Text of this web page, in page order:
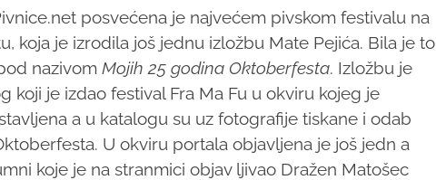
posvećena je najvećem pivskom festivalu na
koja je izrodila još jednu izložbu Mate Pejića. Bila je to
nazivom Mojih 25 godina Oktoberfesta. Izložbu je
koji je izdao festival Fra Ma Fu u okviru kojeg je
a u katalogu su uz fotografije tiskane i odab
U okviru portala objavljena je još jedn a
koje je na stranmici objav ljivao Dražen Matošec